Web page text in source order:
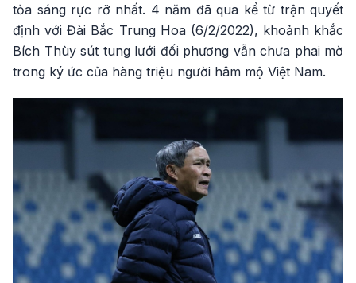
tỏa sáng rực rỡ nhất. 4 năm đã qua kể từ trận quyết
định với Đài Bắc Trung Hoa (6/2/2022), khoảnh khắc
Bích Thùy sút tung lưới đối phương vẫn chưa phai mờ
trong ký ức của hàng triệu người hâm mộ Việt Nam.